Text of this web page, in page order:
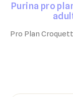
Purina pro
Pro Plan